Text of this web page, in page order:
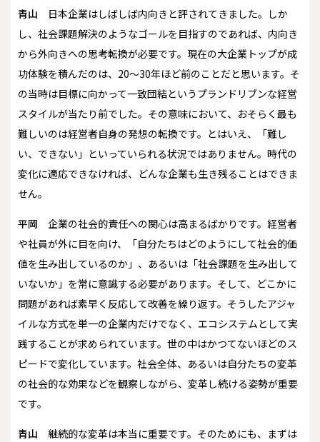
青山 日本企業はしばしば内向きと評されてきました。しか
し、社会課題解決のようなゴールを目指すのであれば、内向き
から外向きへの思考転換が必要です。現在の大企業トップが成
功体験を積んだのは、20～30年ほど前のことだと思います。そ
の当時は目標に向かって一致団結というプランドリブンな経営
スタイルが当たり前でした。その意味において、おそらく最も
難しいのは経営者自身の発想の転換です。とはいえ、「難し
い、できない」といっていられる状況ではありません。時代の
変化に適応できなければ、どんな企業も生き残ることはできま
せん。
平岡 企業の社会的責任への関心は高まるばかりです。経営者
や社員が外に目を向け、「自分たちはどのようにして社会的価
値を生み出しているのか」、あるいは「社会課題を生み出して
いないか」を常に意識する必要があります。そして、どこかに
問題があれば素早く反応して改善を繰り返す。そうしたアジャ
イルな方式を単一の企業内だけでなく、エコシステムとして実
践することが求められています。世の中はかつてないほどのス
ピードで変化しています。社会全体、あるいは自分たちの変革
の社会的な効果などを観察しながら、変革し続ける姿勢が重要
です。
青山 継続的な変革は本当に重要です。そのためにも、まずは